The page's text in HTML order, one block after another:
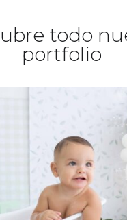
todo
portfolio